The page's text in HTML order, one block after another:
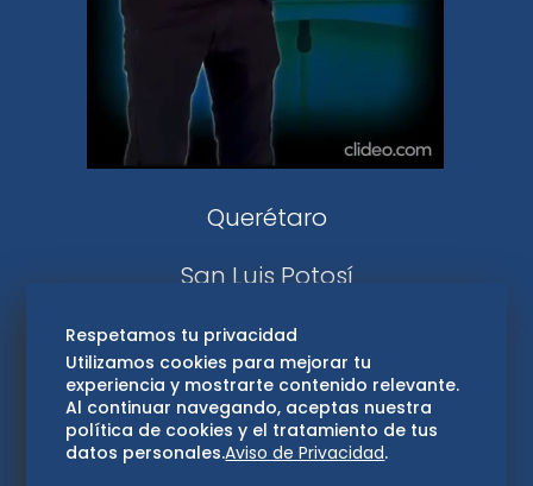
Confabulario
Aviso Oportuno
Consultas
Querétaro
San Luis Potosí
Edomex
Consultas
Hidalgo
Respetamos tu privacidad
Utilizamos cookies para mejorar tu
experiencia y mostrarte contenido relevante.
Al continuar navegando, aceptas nuestra
política de cookies y el tratamiento de tus
datos personales.Aviso de Privacidad.